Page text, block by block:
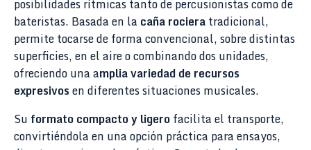
posibilidades rítmicas tanto de percusionistas como de
bateristas. Basada en la caña rocieratradicional,
permite tocarse de forma convencional, sobre distintas
superficies, en el aire o combinando dos unidades,
ofreciendo una amplia variedad de recursos
expresivosen diferentes situaciones musicales.
Su formato compacto y ligerofacilita el transporte,
convirtiéndola en una opción práctica para ensayos,